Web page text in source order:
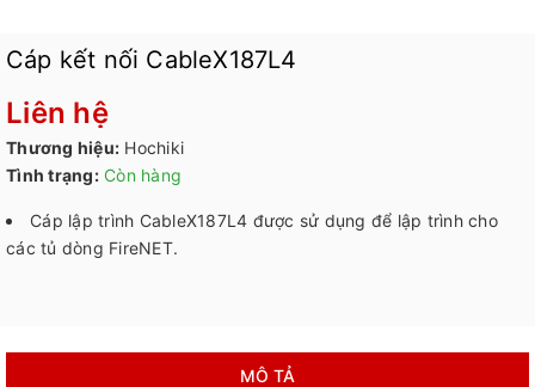
Cáp kết nối CableX187L4
Liên hệ
Thương hiệu: Hochiki
Tình trạng: Còn hàng
Cáp lập trình CableX187L4 được sử dụng để lập trình cho
các tủ dòng FireNET.
MÔ TẢ